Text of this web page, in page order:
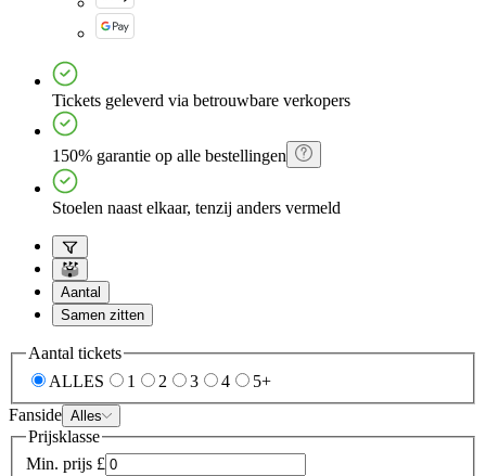
Tickets geleverd via betrouwbare verkopers
150% garantie op alle bestellingen
Stoelen naast elkaar, tenzij anders vermeld
Aantal
Samen zitten
Aantal tickets
ALLES
1 2 3 4
5+
Fanside Alles
Prijsklasse
Min. prijs £